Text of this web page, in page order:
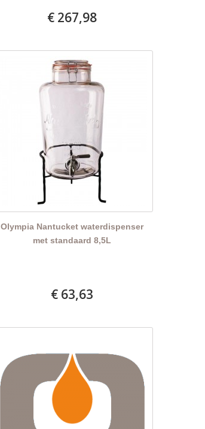
€ 267,98
Olympia Nantucket waterdispenser
met standaard 8,5L
€ 63,63